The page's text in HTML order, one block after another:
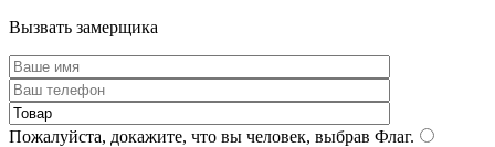
Вызвать замерщика
Пожалуйста, докажите, что вы человек, выбрав Флаг.